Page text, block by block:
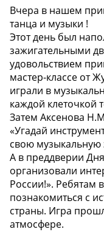
Вчера в нашем
танца и музыки !
Этот день был
зажигательными
удовольствием
мастер-классе от
играли в
каждой клеточкой
Затем Аксенова
«Угадай
свою музыкальную
А в преддверии
организовали
России!». Ребятам
познакомиться с
страны. Игра
атмосфере.